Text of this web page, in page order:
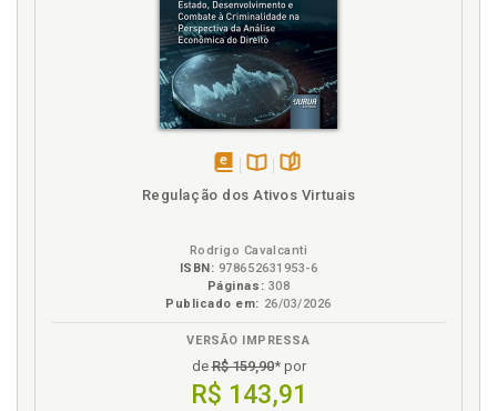
Regulação dos Ativos Virtuais
Rodrigo Cavalcanti
ISBN: 978652631953-6
Páginas: 308
Publicado em: 26/03/2026
VERSÃO IMPRESSA
deR$ 159,90* por
R$ 143,91